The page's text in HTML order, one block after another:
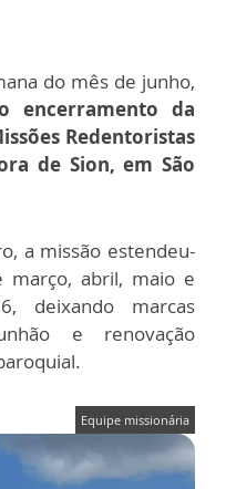
do mês de junho,
encerramento da
Redentoristas
de Sion, em São
a missão estendeu-
março, abril, maio e
deixando marcas
e renovação
Equipe missionária